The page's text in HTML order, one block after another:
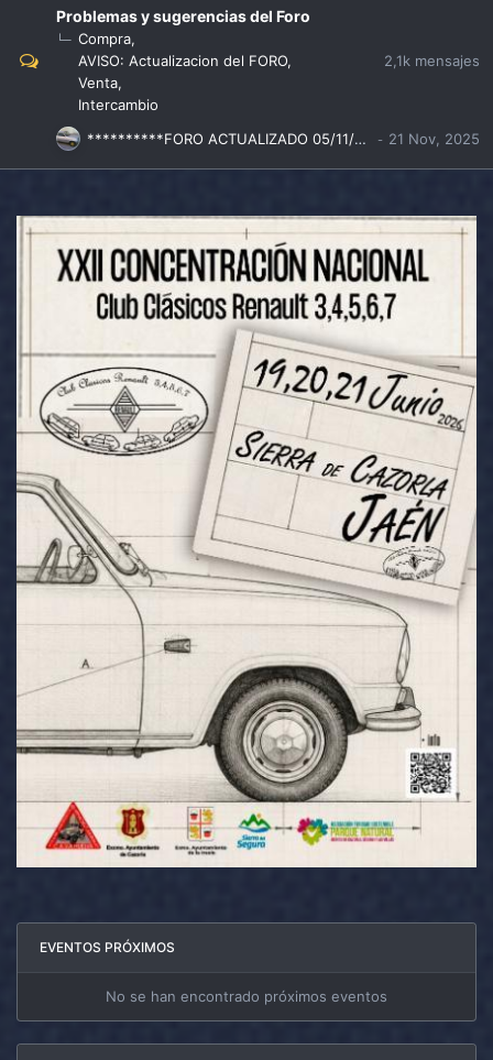
Problemas y sugerencias del Foro
Compra
AVISO: Actualizacion del FORO
Venta
Intercambio
2,1k mensajes
**********FORO ACTUALIZADO 05/11/2025**********
EVENTOS PRÓXIMOS
No se han encontrado próximos eventos